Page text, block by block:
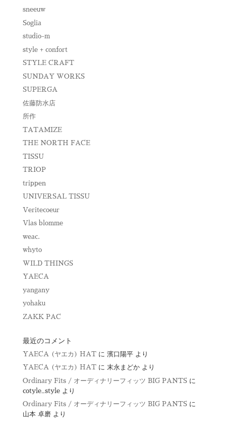
sneeuw
Soglia
studio-m
style + confort
STYLE CRAFT
SUNDAY WORKS
SUPERGA
佐藤防水店
所作
TATAMIZE
THE NORTH FACE
TISSU
TRIOP
trippen
UNIVERSAL TISSU
Veritecoeur
Vlas blomme
weac.
whyto
WILD THINGS
YAECA
yangany
yohaku
ZAKK PAC
最近のコメント
YAECA (ヤエカ) HATに 濱口陽平より
YAECA (ヤエカ) HATに 末永まどかより
Ordinary Fits / オーディナリーフィッツ BIG PANTSに
cotyle_styleより
Ordinary Fits / オーディナリーフィッツ BIG PANTSに
山本 卓磨 より